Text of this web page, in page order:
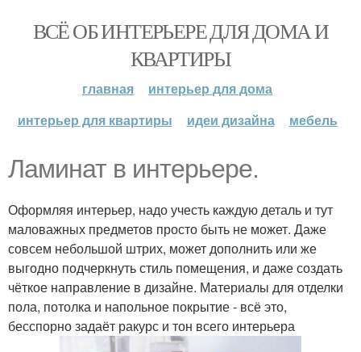
ВСЁ ОБ ИНТЕРЬЕРЕ ДЛЯ ДОМА И
КВАРТИРЫ
главная
интерьер для дома
интерьер для квартиры
идеи дизайна мебель
Ламинат в интерьере.
Оформляя интерьер, надо учесть каждую деталь и тут
маловажных предметов просто быть не может. Даже
совсем небольшой штрих, может дополнить или же
выгодно подчеркнуть стиль помещения, и даже создать
чёткое направление в дизайне. Материалы для отделки
пола, потолка и напольное покрытие - всё это,
бесспорно задаёт ракурс и тон всего интерьера